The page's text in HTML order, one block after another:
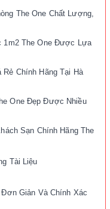
The One Chất Lượng,
1m2 The One Được Lựa
Chính Hãng Tại Hà
One Đẹp Được Nhiều
Sạn Chính Hãng The
Tài Liệu
Giản Và Chính Xác